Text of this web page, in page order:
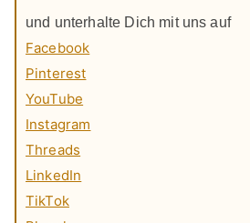
und unterhalte Dich mit uns auf
Facebook
Pinterest
YouTube
Instagram
Threads
LinkedIn
TikTok